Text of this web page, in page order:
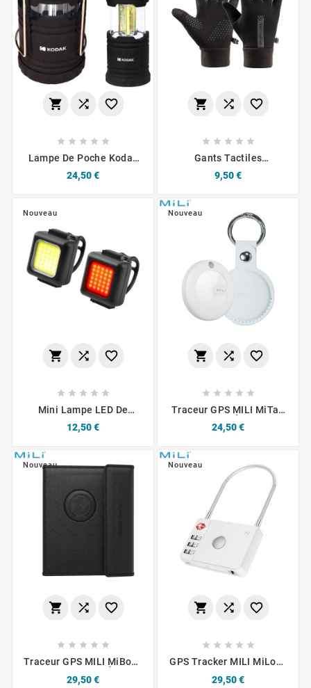
  
    
Lampe De Poche Kodak
Lumens
Prix
24,50 €
  
    
Gants Tactiles
Antidérapants (Homme)
Prix
9,50 €
Nouveau
  
    
Mini Lampe LED De
Pour Vélos & Trottinettes
Prix
12,50 €
Nouveau
  
    
Traceur GPS MILI MiTag
Noir
Prix
24,50 €
Nouveau
  
    
Traceur GPS MILI MiBook
Passeport Avec MiTag
Prix
29,50 €
Nouveau
  
    
GPS Tracker MILI MiLock
Prix
29,50 €